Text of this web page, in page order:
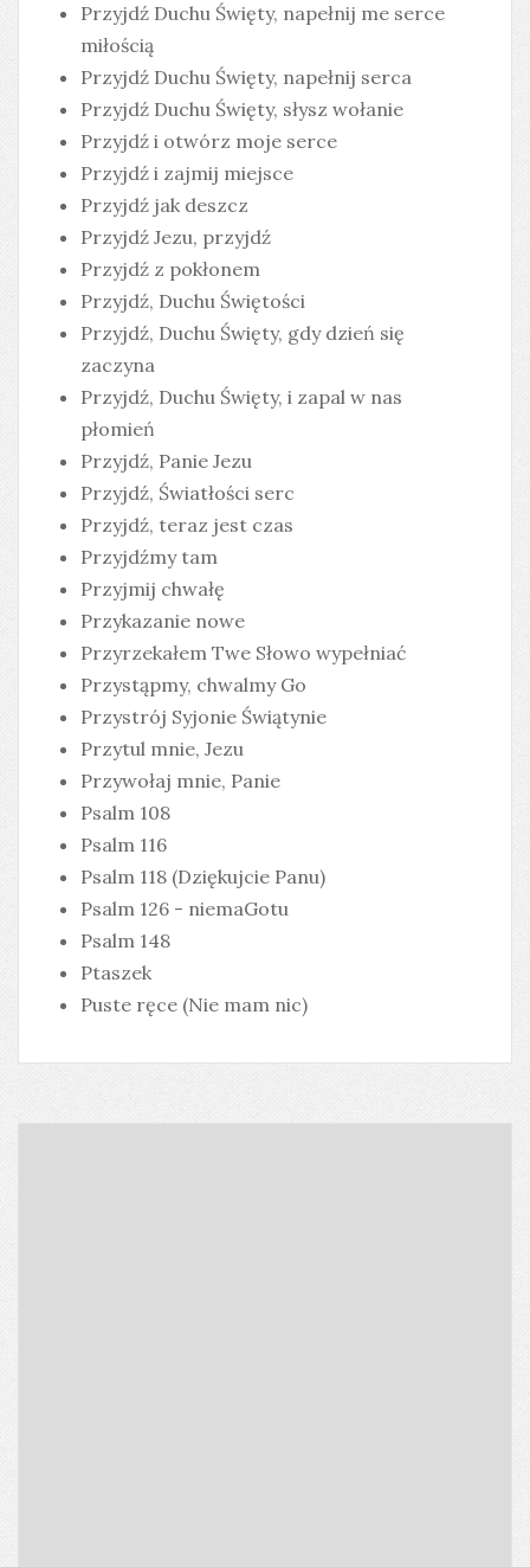
Przyjdź Duchu Święty, napełnij me serce
miłością
Przyjdź Duchu Święty, napełnij serca
Przyjdź Duchu Święty, słysz wołanie
Przyjdź i otwórz moje serce
Przyjdź i zajmij miejsce
Przyjdź jak deszcz
Przyjdź Jezu, przyjdź
Przyjdź z pokłonem
Przyjdź, Duchu Świętości
Przyjdź, Duchu Święty, gdy dzień się
zaczyna
Przyjdź, Duchu Święty, i zapal w nas
płomień
Przyjdź, Panie Jezu
Przyjdź, Światłości serc
Przyjdź, teraz jest czas
Przyjdźmy tam
Przyjmij chwałę
Przykazanie nowe
Przyrzekałem Twe Słowo wypełniać
Przystąpmy, chwalmy Go
Przystrój Syjonie Świątynie
Przytul mnie, Jezu
Przywołaj mnie, Panie
Psalm 108
Psalm 116
Psalm 118 (Dziękujcie Panu)
Psalm 126 - niemaGotu
Psalm 148
Ptaszek
Puste ręce (Nie mam nic)